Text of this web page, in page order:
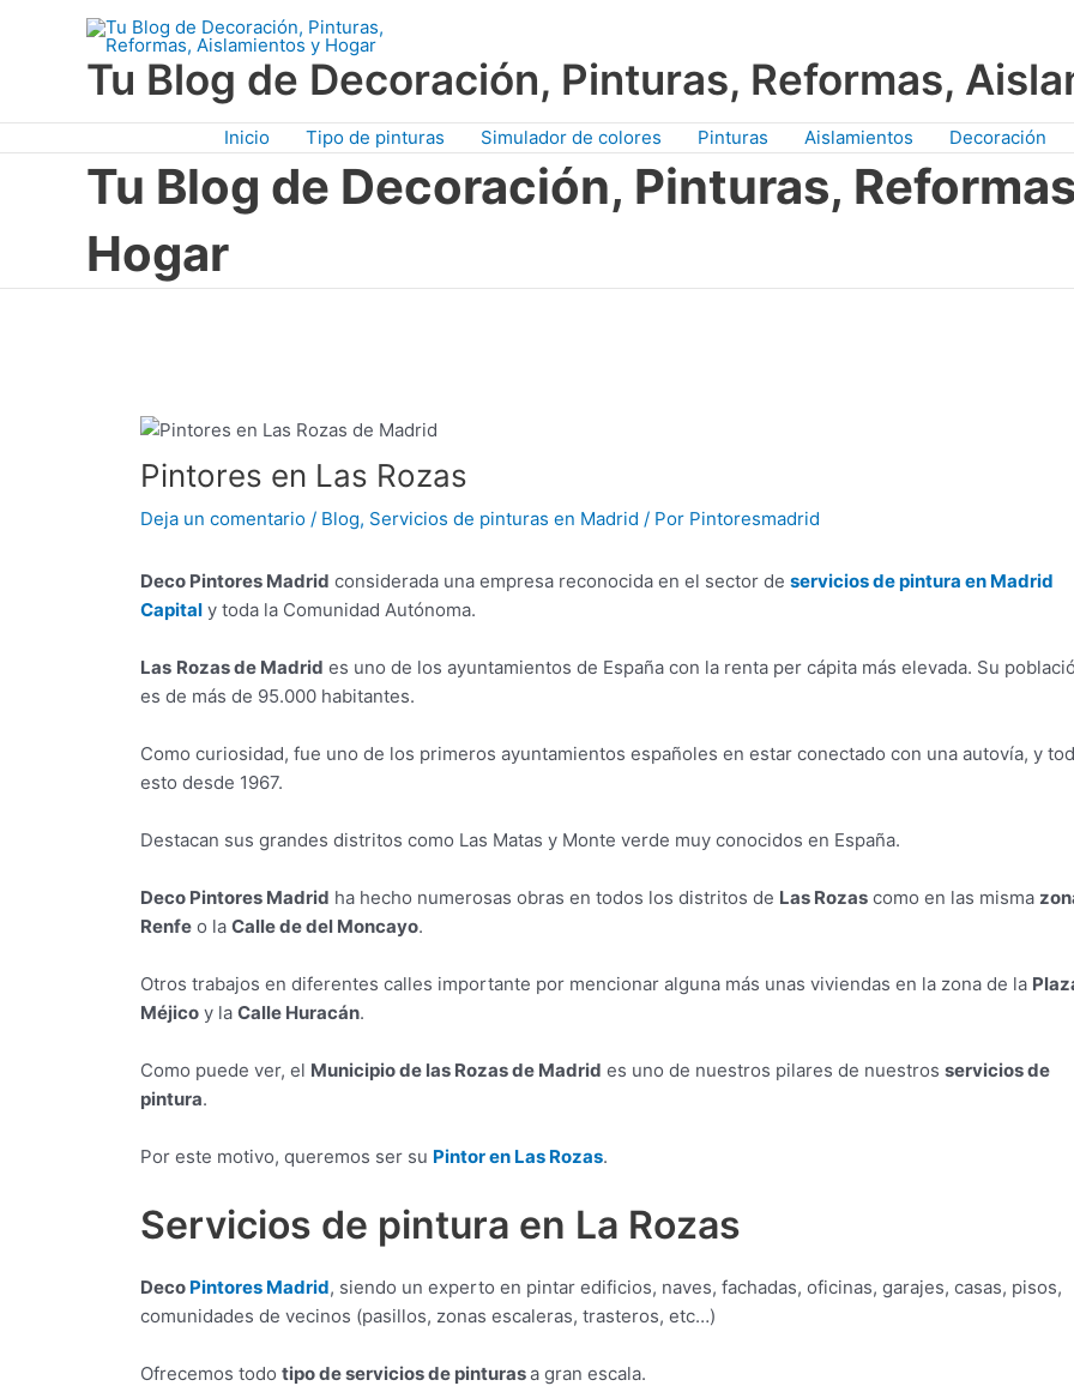
Tu Blog de Decoración, Pinturas, Reformas,
Inicio Tipo de pinturas Simulador de colores Pinturas Aislamientos Decoración
Tu Blog de Decoración, Pinturas,
Hogar
Pintores en Las Rozas
Deja un comentario / Blog, Servicios de pinturas en Madrid / Por Pintoresmadrid
Deco Pintores Madrid considerada una empresa reconocida en el sector de servicios de pintura en Madrid
Capital y toda la Comunidad Autónoma.
Las Rozas de Madrid es uno de los ayuntamientos de España con la renta per cápita más elevada. Su
es de más de 95.000 habitantes.
Como curiosidad, fue uno de los primeros ayuntamientos españoles en estar conectado con una autovía, y
esto desde 1967.
Destacan sus grandes distritos como Las Matas y Monte verde muy conocidos en España.
Deco Pintores Madrid ha hecho numerosas obras en todos los distritos de Las Rozas como en las misma
Renfe o la Calle de del Moncayo.
Otros trabajos en diferentes calles importante por mencionar alguna más unas viviendas en la zona de la
Méjico y la Calle Huracán.
Como puede ver, el Municipio de las Rozas de Madrid es uno de nuestros pilares de nuestros servicios de
pintura.
Por este motivo, queremos ser su Pintor en Las Rozas.
Servicios de pintura en La Rozas
Deco Pintores Madrid, siendo un experto en pintar edificios, naves, fachadas, oficinas, garajes, casas, pisos,
comunidades de vecinos (pasillos, zonas escaleras, trasteros, etc…)
Ofrecemos todo tipo de servicios de pinturasa gran escala.